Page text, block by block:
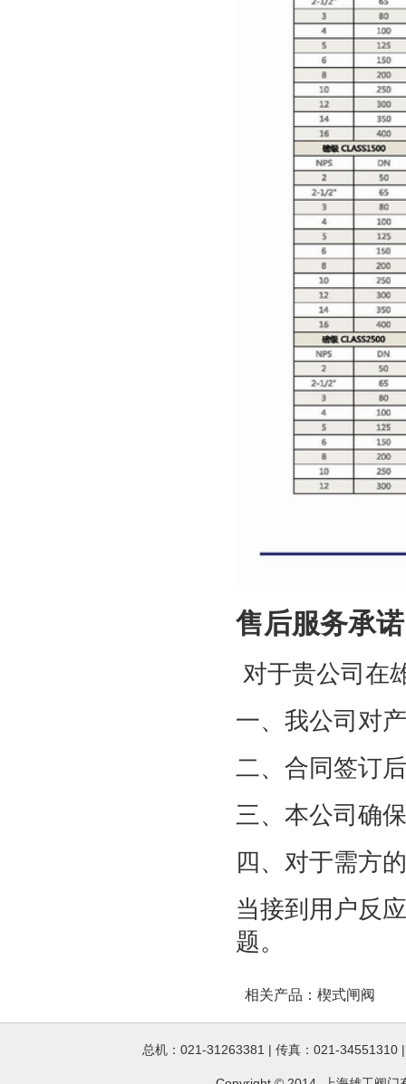
售后服务承诺
对于贵公司在
一、我公司对
二、合同签订
三、本公司确
四、对于需方
当接到用户反
题。
相关产品： 楔式闸阀
总机：021-31263381 | 传真：021-